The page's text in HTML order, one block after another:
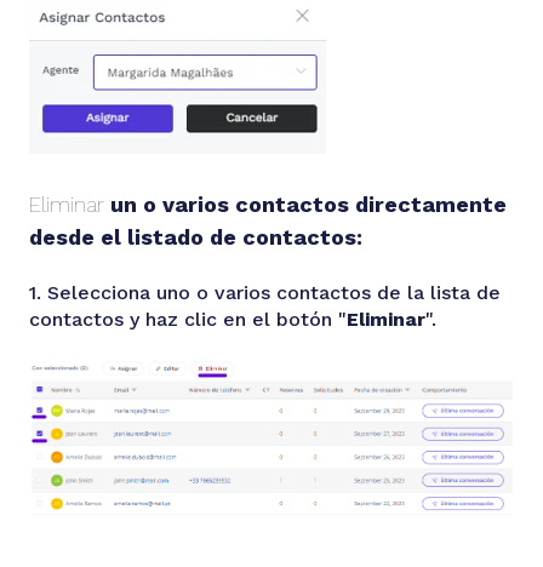
Eliminar un o varios contactos directamente
desde el listado de contactos:
1. Selecciona uno o varios contactos de la lista de
contactos y haz clic en el botón "Eliminar".